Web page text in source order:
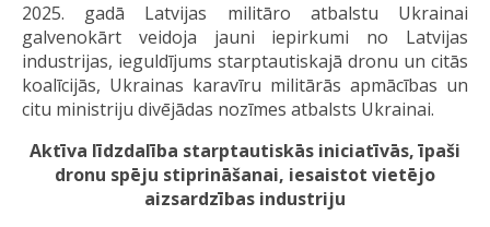
2025. gadā Latvijas militāro atbalstu Ukrainai
galvenokārt veidoja jauni iepirkumi no Latvijas
industrijas, ieguldījums starptautiskajā dronu un citās
koalīcijās, Ukrainas karavīru militārās apmācības un
citu ministriju divējādas nozīmes atbalsts Ukrainai.
Aktīva līdzdalība starptautiskās iniciatīvās, īpaši
dronu spēju stiprināšanai, iesaistot vietējo
aizsardzības industriju